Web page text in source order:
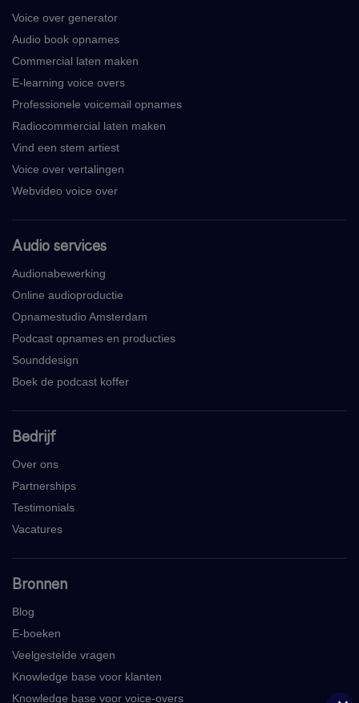
Voice over generator
Audio book opnames
Commercial laten maken
E-learning voice overs
Professionele voicemail opnames
Radiocommercial laten maken
Vind een stem artiest
Voice over vertalingen
Webvideo voice over
Audio services
Audionabewerking
Online audioproductie
Opnamestudio Amsterdam
Podcast opnames en producties
Sounddesign
Boek de podcast koffer
Bedrijf
Over ons
Partnerships
Testimonials
Vacatures
Bronnen
Blog
E-boeken
Veelgestelde vragen
Knowledge base voor klanten
Knowledge base voor voice-overs